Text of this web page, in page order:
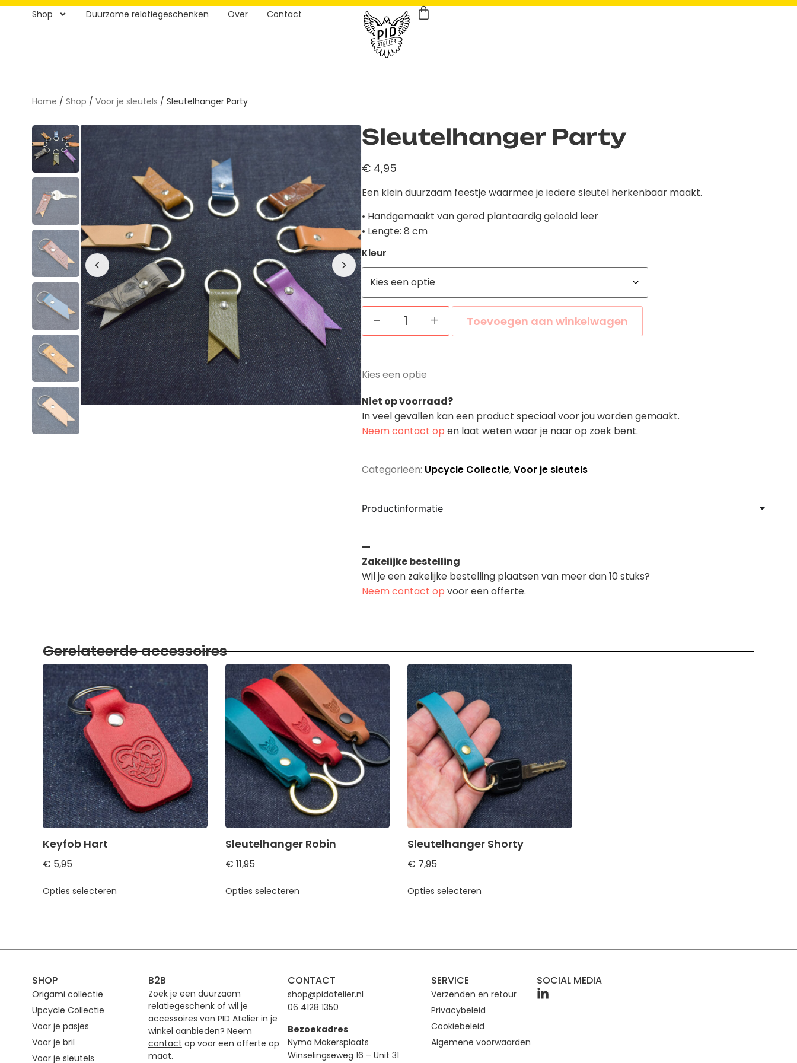
Shop Duurzame relatiegeschenken Over Contact
Home / Shop / Voor je sleutels / Sleutelhanger Party
Sleutelhanger Party
€ 4,95
Een klein duurzaam feestje waarmee je iedere sleutel herkenbaar maakt.
• Handgemaakt van gered plantaardig gelooid leer
• Lengte: 8 cm
Kleur
− + Toevoegen aan winkelwagen
Kies een optie
Niet op voorraad?
In veel gevallen kan een product speciaal voor jou worden gemaakt.
Neem contact op en laat weten waar je naar op zoek bent.
Categorieën: Upcycle Collectie,Voor je sleutels
Productinformatie
—
Zakelijke bestelling
Wil je een zakelijke bestelling plaatsen van meer dan 10 stuks?
Neem contact op voor een offerte.
Gerelateerde accessoires
Keyfob Hart
€ 5,95
Opties selecteren
Sleutelhanger Robin
€ 11,95
Opties selecteren
Sleutelhanger Shorty
€ 7,95
Opties selecteren
SHOP
Origami collectie
Upcycle Collectie
Voor je pasjes
Voor je bril
Voor je sleutels
B2B
Zoek je een duurzaam
relatiegeschenk of wil je
accessoires van PID Atelier in je
winkel aanbieden? Neem
contact op voor een offerte op
maat.
CONTACT
shop@pidatelier.nl
06 4128 1350
Bezoekadres
Nyma Makersplaats
Winselingseweg 16 – Unit 31
SERVICE
Verzenden en retour
Privacybeleid
Cookiebeleid
Algemene voorwaarden
SOCIAL MEDIA